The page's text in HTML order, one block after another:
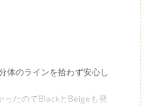
体のラインを拾わず安心し
ったのでBlackとBeigeも発